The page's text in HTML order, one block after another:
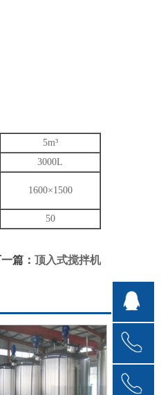
5m³
3000L
1600×1500
50
篇： 顶入式搅拌机